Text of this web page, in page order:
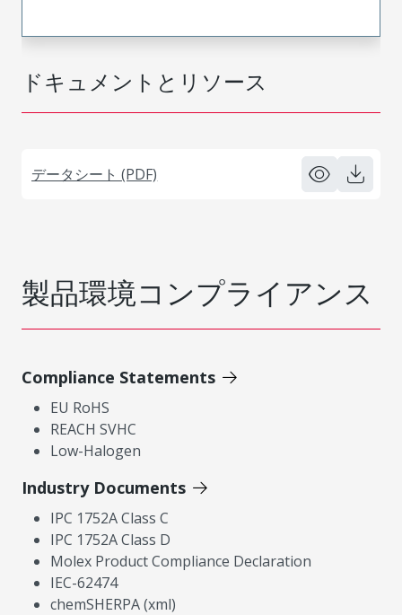
ドキュメントとリソース
データシート (PDF)
製品環境コンプライアンス
Compliance Statements
EU RoHS
REACH SVHC
Low-Halogen
Industry Documents
IPC 1752A Class C
IPC 1752A Class D
Molex Product Compliance Declaration
IEC-62474
chemSHERPA (xml)